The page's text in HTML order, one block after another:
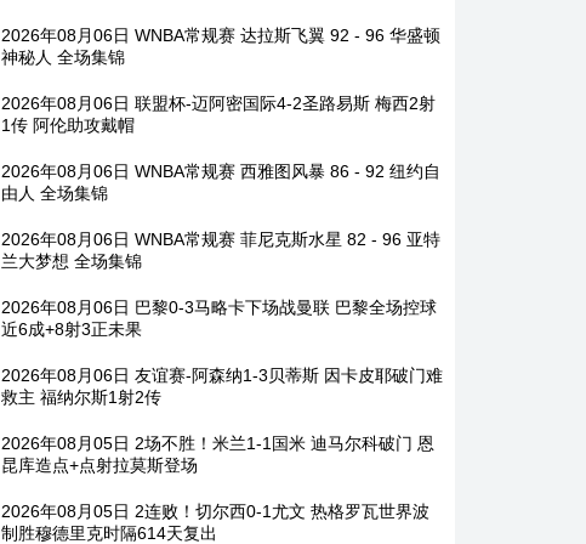
2026年08月06日 WNBA常规赛 达拉斯飞翼 92 - 96 华盛顿
神秘人 全场集锦
2026年08月06日 联盟杯-迈阿密国际4-2圣路易斯 梅西2射
1传 阿伦助攻戴帽
2026年08月06日 WNBA常规赛 西雅图风暴 86 - 92 纽约自
由人 全场集锦
2026年08月06日 WNBA常规赛 菲尼克斯水星 82 - 96 亚特
兰大梦想 全场集锦
2026年08月06日 巴黎0-3马略卡下场战曼联 巴黎全场控球
近6成+8射3正未果
2026年08月06日 友谊赛-阿森纳1-3贝蒂斯 因卡皮耶破门难
救主 福纳尔斯1射2传
2026年08月05日 2场不胜！米兰1-1国米 迪马尔科破门 恩
昆库造点+点射拉莫斯登场
2026年08月05日 2连败！切尔西0-1尤文 热格罗瓦世界波
制胜穆德里克时隔614天复出